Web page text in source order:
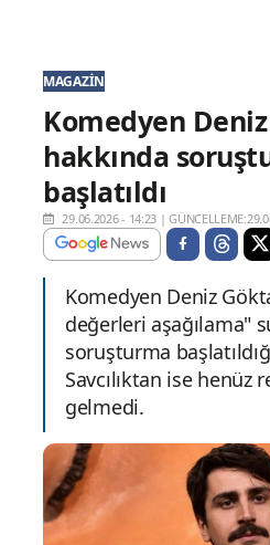
MAGAZIN
Komedyen
hakkında
başlatıldı
29.06.2026 - 14:23 |
Komedyen Deniz
değerleri aşağılama"
soruşturma
Savcılıktan ise henüz
gelmedi.